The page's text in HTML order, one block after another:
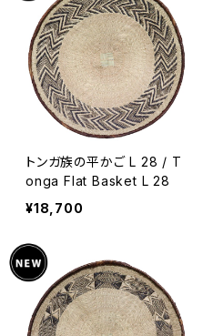
トンガ族の平かご L 28 / T
onga Flat Basket L 28
¥18,700